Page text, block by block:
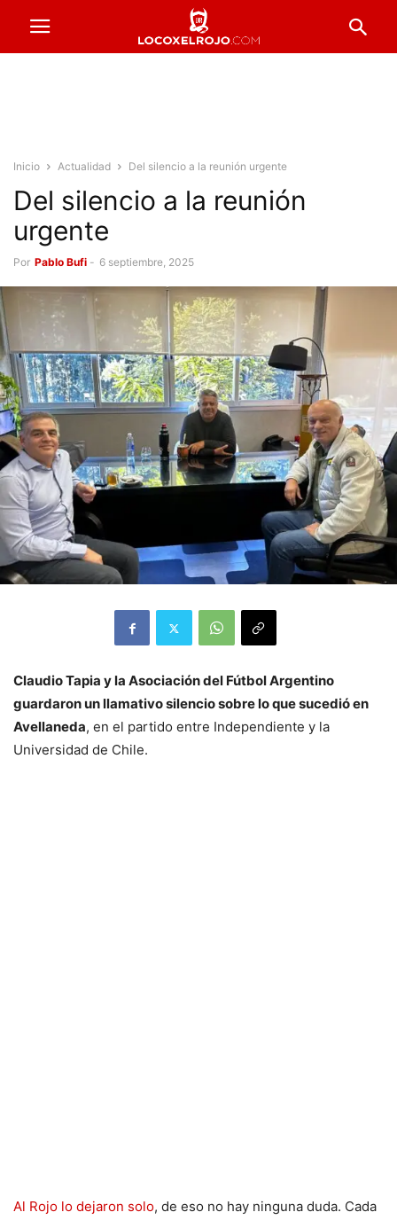
Inicio Actualidad Del silencio a la reunión urgente
Del silencio a la reunión
urgente
Por Pablo Bufi - 6 septiembre, 2025
Claudio Tapia y la Asociación del Fútbol Argentino
guardaron un llamativo silencio sobre lo que sucedió en
Avellaneda, en el partido entre Independiente y la
Universidad de Chile.
Al Rojo lo dejaron solo, de eso no hay ninguna duda. Cada